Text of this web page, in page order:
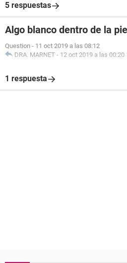
5 respuestas
Algo blanco dentro de la
Question - 11 oct 2019 a las 08:12
DRA. MARNET - 12 oct 2019 a las 00:20
1 respuesta